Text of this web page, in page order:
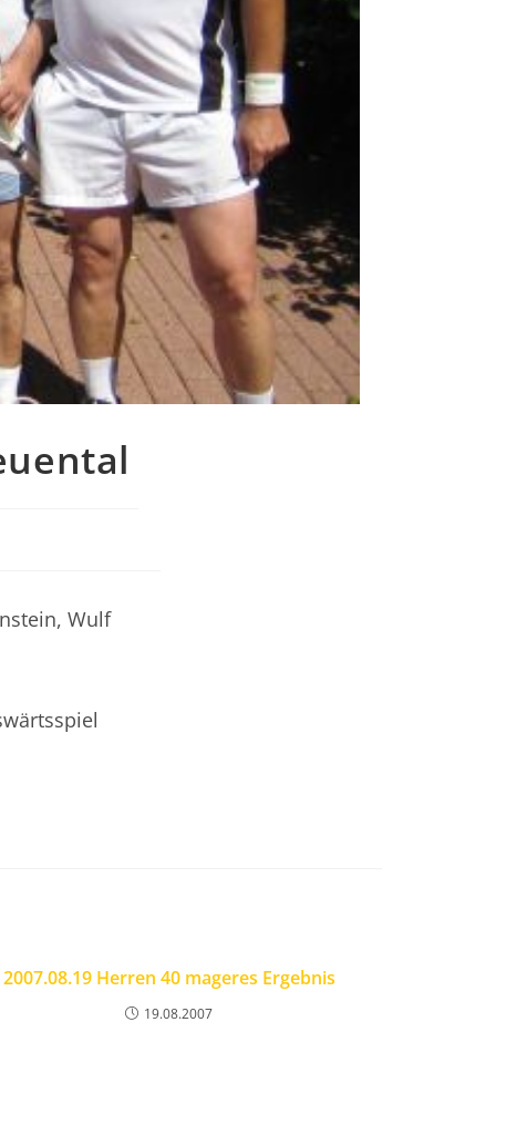
Wulf
2007.08.19 Herren 40 mageres Ergebnis
19.08.2007